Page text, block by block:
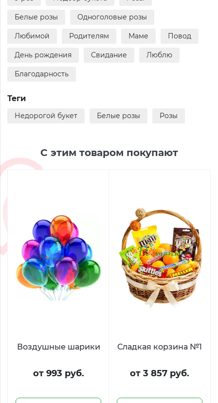
Белые розы Одноголовые розы
Любимой Родителям Маме Повод
День рождения Свидание Люблю
Благодарность
Теги
Недорогой букет Белые розы Розы
С этим товаром покупают
Воздушные шарики
от 993 руб.
Сладкая корзина №1
от 3 857 руб.